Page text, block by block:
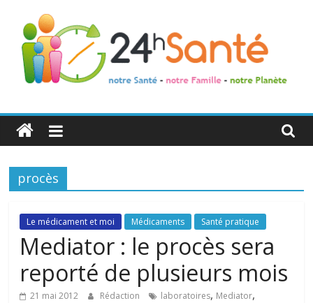
24h
Santé
La
de
toute
famille
procès
Le médicament et moi Médicaments Santé pratique
Mediator : le procès sera
reporté de plusieurs mois
21 mai 2012 Rédaction laboratoires, Mediator,